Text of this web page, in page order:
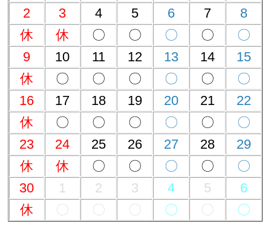
2
3 4 5 6 7
8
休
休 〇 〇 〇 〇
〇
9
10 11 12 13 14
15
休
〇 〇 〇 〇 〇
〇
16
17 18 19 20 21
22
休
〇 〇 〇 〇 〇
〇
23
24 25 26 27 28
29
休
休 〇 〇 〇 〇
〇
30
1 2 3 4 5
6
休
〇 〇 〇 〇 〇 〇